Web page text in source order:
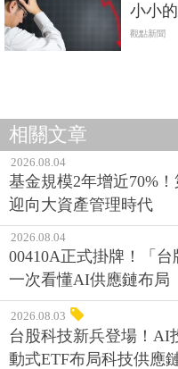
小小
紙...
觀點新聞
相關文章
2026.08.04
基金規模2年增近70%
迎向大資產管理時代
2026.08.04
00410A正式掛牌！「
一次看懂AI供應鏈布局
2026.08.03
台股科技新兵登場！AI
動式ETF布局科技供應